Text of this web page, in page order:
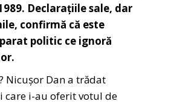
Declarațiile sale, dar
confirmă că este
politic ce ignoră
Nicușor Dan a trădat
care i-au oferit votul de